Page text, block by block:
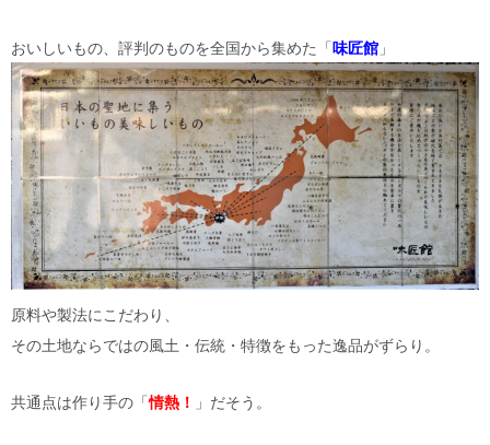
おいしいもの、評判のものを全国から集めた「味匠館 」
原料や製法にこだわり、
その土地ならではの風土・伝統・特徴をもった逸品がずらり。
共通点は作り手の「情熱！ 」だそう。